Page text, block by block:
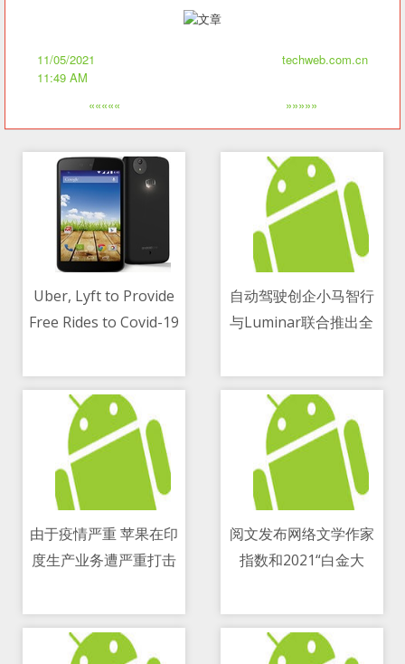
11/05/2021
11:49 AM
techweb.com.cn
««««« »»»»»
Uber, Lyft to Provide
Free Rides to Covid-19
4
自动驾驶创企小马智行
与Luminar联合推出全
由于疫情严重 苹果在印
度生产业务遭严重打击
阅文发布网络文学作家
指数和2021“白金大